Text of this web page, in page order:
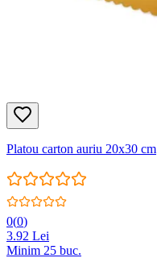
Platou carton auriu 20x30 cm
0(0)
3.92 Lei
Minim 25 buc.